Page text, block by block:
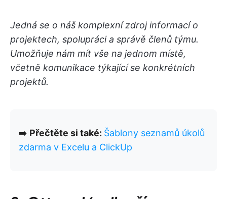
Jedná se o náš komplexní zdroj informací o
projektech, spolupráci a správě členů týmu.
Umožňuje nám mít vše na jednom místě,
včetně komunikace týkající se konkrétních
projektů.
➡️ Přečtěte si také: Šablony seznamů úkolů
zdarma v Excelu a ClickUp